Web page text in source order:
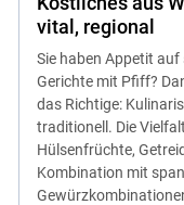
vital, regional
Sie haben Appetit auf
Gerichte mit Pfiff?
das Richtige:
traditionell. Die
Hülsenfrüchte,
Kombination mit